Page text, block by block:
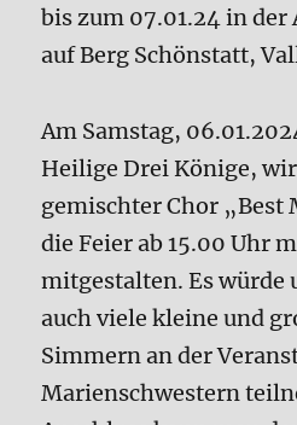
bis zum 07.01.24 in
auf Berg Schönstatt,
Am Samstag,
Heilige Drei Könige,
gemischter Chor „Best
die Feier ab 15.00 Uhr
mitgestalten. Es würde
auch viele kleine und
Simmern an der
Marienschwestern